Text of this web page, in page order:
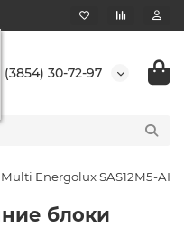
(3854) 30-72-97
Energolux SAS12M5-AI
блоки